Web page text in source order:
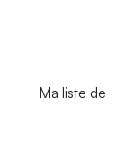
Ma liste de